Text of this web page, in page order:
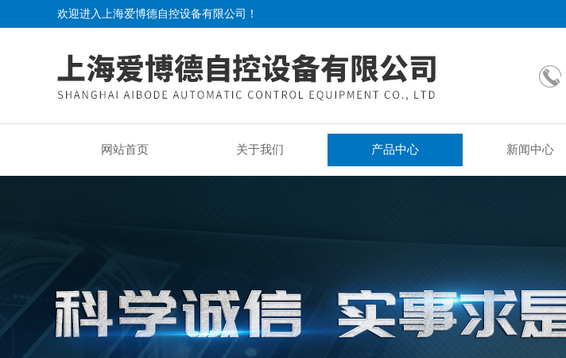
欢迎进入上海爱博德自控设备有限公司！
网站首页 关于我们 产品中心 新闻中心